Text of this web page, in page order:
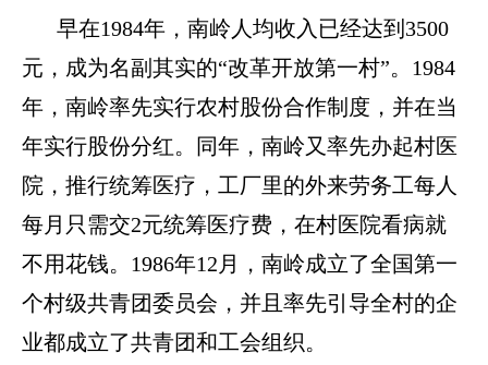
早在1984年，南岭人均收入已经达到 3500
元，成为名副其实的“改革开放第一村”。 1984
年，南岭率先实行农村股份合作制度，并在当
年实行股份分红。同年，南岭又率先办起村医
院，推行统筹医疗，工厂里的外来劳务工每人
每月只需交2元统筹医疗费，在村医院看病就
不用花钱。 1986年12 月，南岭成立了全国第一
个村级共青团委员会，并且率先引导全村的企
业都成立了共青团和工会组织。